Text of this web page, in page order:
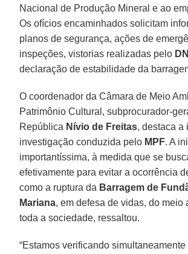
Nacional de Produção Mineral e ao
Os ofícios encaminhados solicitam
planos de segurança, ações de
inspeções, vistorias realizadas pelo
declaração de estabilidade da
O coordenador da Câmara de Meio
Patrimônio Cultural, subprocurador-
República Nívio de Freitas, destaca a
investigação conduzida pelo MPF. A
importantíssima, à medida que se
efetivamente para evitar a ocorrência
como a ruptura da Barragem de
Mariana, em defesa de vidas, do meio
toda a sociedade, ressaltou.
“Estamos verificando